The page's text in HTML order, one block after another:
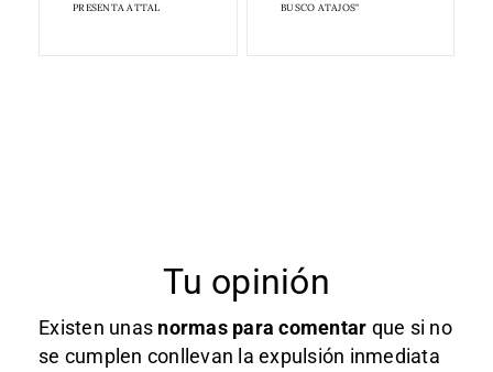
PRESENTA ATTAL BUSCO ATAJOS"
Tu opinión
Existen unas normas para comentar que si no
se cumplen conllevan la expulsión inmediata